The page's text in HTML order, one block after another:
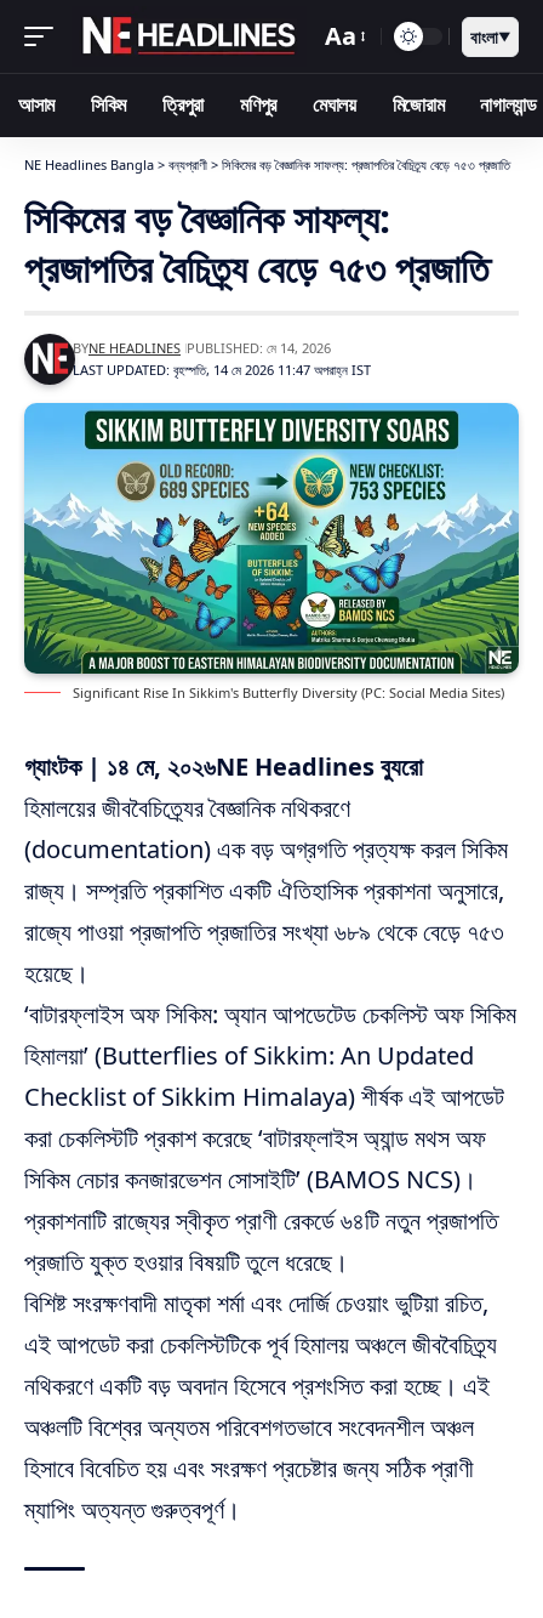
Aa বাংলা▼
আসাম সিকিম ত্রিপুরা মণিপুর মেঘালয় মিজোরাম নাগাল্যান্ড
NE Headlines Bangla > বন্যপ্রাণী > সিকিমের বড় বৈজ্ঞানিক সাফল্য: প্রজাপতির বৈচিত্র্য বেড়ে ৭৫৩ প্রজাতি
সিকিমের বড় বৈজ্ঞানিক সাফল্য:
প্রজাপতির বৈচিত্র্য বেড়ে ৭৫৩ প্রজাতি
LAST UPDATED: বৃহস্পতি, 14 মে 2026 11:47 অপরাহ্ন IST
BYNE HEADLINES PUBLISHED: মে 14, 2026
Significant Rise In Sikkim's Butterfly Diversity (PC: Social Media Sites)
গ্যাংটক | ১৪ মে, ২০২৬NE Headlines ব্যুরো
হিমালয়ের জীববৈচিত্র্যের বৈজ্ঞানিক নথিকরণে
(documentation) এক বড় অগ্রগতি প্রত্যক্ষ করল সিকিম
রাজ্য। সম্প্রতি প্রকাশিত একটি ঐতিহাসিক প্রকাশনা অনুসারে,
রাজ্যে পাওয়া প্রজাপতি প্রজাতির সংখ্যা ৬৮৯ থেকে বেড়ে ৭৫৩
হয়েছে।
‘বাটারফ্লাইস অফ সিকিম: অ্যান আপডেটেড চেকলিস্ট অফ সিকিম
হিমালয়া’ (Butterflies of Sikkim: An Updated
Checklist of Sikkim Himalaya) শীর্ষক এই আপডেট
করা চেকলিস্টটি প্রকাশ করেছে ‘বাটারফ্লাইস অ্যান্ড মথস অফ
সিকিম নেচার কনজারভেশন সোসাইটি’ (BAMOS NCS)।
প্রকাশনাটি রাজ্যের স্বীকৃত প্রাণী রেকর্ডে ৬৪টি নতুন প্রজাপতি
প্রজাতি যুক্ত হওয়ার বিষয়টি তুলে ধরেছে।
বিশিষ্ট সংরক্ষণবাদী মাতৃকা শর্মা এবং দোর্জি চেওয়াং ভুটিয়া রচিত,
এই আপডেট করা চেকলিস্টটিকে পূর্ব হিমালয় অঞ্চলে জীববৈচিত্র্য
নথিকরণে একটি বড় অবদান হিসেবে প্রশংসিত করা হচ্ছে। এই
অঞ্চলটি বিশ্বের অন্যতম পরিবেশগতভাবে সংবেদনশীল অঞ্চল
হিসাবে বিবেচিত হয় এবং সংরক্ষণ প্রচেষ্টার জন্য সঠিক প্রাণী
ম্যাপিং অত্যন্ত গুরুত্বপূর্ণ।